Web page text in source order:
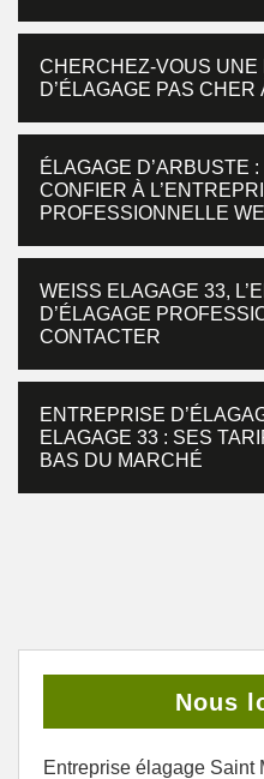
CHERCHEZ-VOUS UNE
D’ÉLAGAGE PAS
ÉLAGAGE D’ARBUSTE
CONFIER À
PROFESSIONNELLE
WEISS ELAGAGE 33,
D’ÉLAGAGE
CONTACTER
ENTREPRISE
ELAGAGE 33 : SES
BAS DU MARCHÉ
Nous
Entreprise élagage Saint